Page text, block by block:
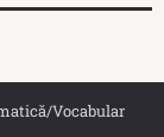
Vocabular